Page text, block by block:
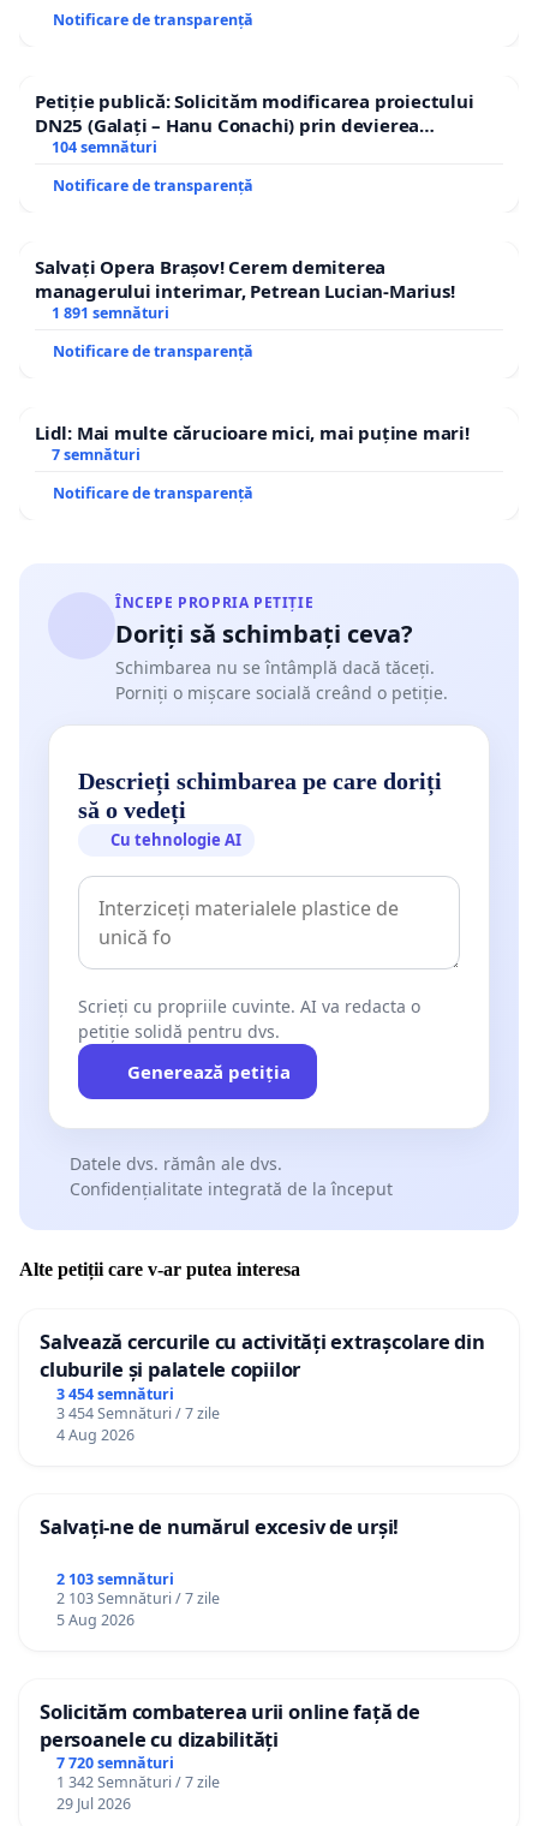
Notificare de transparență
Petiție publică: Solicităm modificarea proiectului
DN25 (Galați – Hanu Conachi) prin devierea
traseului în afara localităților!
104 semnături
Notificare de transparență
Salvați Opera Brașov! Cerem demiterea
managerului interimar, Petrean Lucian-Marius!
1 891 semnături
Notificare de transparență
Lidl: Mai multe cărucioare mici, mai puține mari!
7 semnături
Notificare de transparență
ÎNCEPE PROPRIA PETIȚIE
Doriți să schimbați ceva?
Schimbarea nu se întâmplă dacă tăceți.
Porniți o mișcare socială creând o petiție.
Descrieți schimbarea pe care doriți
să o vedeți
Cu tehnologie AI
Scrieți cu propriile cuvinte. AI va redacta o
petiție solidă pentru dvs.
Generează petiția
Datele dvs. rămân ale dvs.
Confidențialitate integrată de la început
Alte petiții care v-ar putea interesa
Salvează cercurile cu activități extrașcolare din
cluburile și palatele copiilor
3 454 semnături
3 454 Semnături / 7 zile
4 Aug 2026
Salvați-ne de numărul excesiv de urși!
2 103 semnături
2 103 Semnături / 7 zile
5 Aug 2026
Solicităm combaterea urii online față de
persoanele cu dizabilități
7 720 semnături
1 342 Semnături / 7 zile
29 Jul 2026